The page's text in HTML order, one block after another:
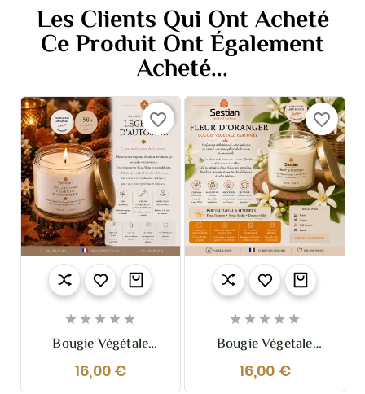
Les Clients Qui Ont Acheté
Ce Produit Ont Également
Acheté...
    
Bougie Végétale
Parfumée Légende
D’Automne 110g –
16,00 €
favorite_border
    
Bougie Végétale
Parfumée Fleur
D’Oranger 110g –
16,00 €
favorite_border